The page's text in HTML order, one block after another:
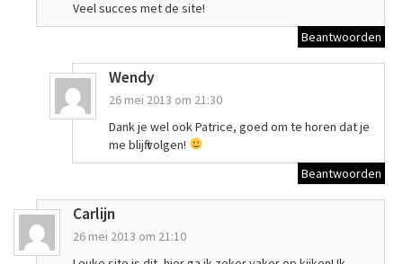
Veel succes met de site!
Beantwoorden
Wendy
26 mei 2013 om 21:30
Dank je wel ook Patrice, goed om te horen dat je
me blijft volgen!
Beantwoorden
Carlijn
26 mei 2013 om 21:10